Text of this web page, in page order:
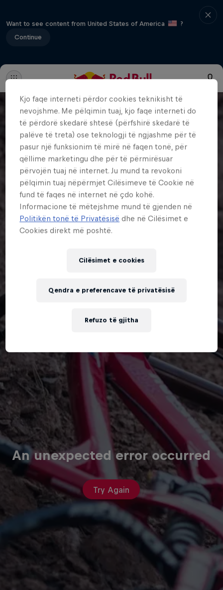
Want to see content from United States of America
?
Continue
An unexpected error occurred
Try Again
Kjo faqe interneti përdor cookies teknikisht të
nevojshme. Me pëlqimin tuaj, kjo faqe interneti do
të përdorë skedarë shtesë (përfshirë skedarë të
palëve të treta) ose teknologji të ngjashme për të
pasur një funksionim të mirë në faqen tonë, për
qëllime marketingu dhe për të përmirësuar
përvojën tuaj në internet. Ju mund ta revokoni
pëlqimin tuaj nëpërmjet Cilësimeve të Cookie në
fund të faqes në internet në çdo kohë.
Informacione të mëtejshme mund të gjenden në
Politikën tonë të Privatësisë dhe në Cilësimet e
Cookies direkt më poshtë.
Cilësimet e cookies
Refuzo të gjitha
Qendra e preferencave të privatësisë